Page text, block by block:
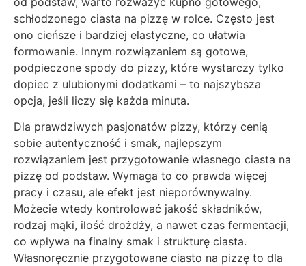
schłodzonego ciasta na pizzę w rolce. Często jest
ono cieńsze i bardziej elastyczne, co ułatwia
formowanie. Innym rozwiązaniem są gotowe,
podpieczone spody do pizzy, które wystarczy tylko
dopiec z ulubionymi dodatkami – to najszybsza
opcja, jeśli liczy się każda minuta.
Dla prawdziwych pasjonatów pizzy, którzy cenią
sobie autentyczność i smak, najlepszym
rozwiązaniem jest przygotowanie własnego ciasta na
pizzę od podstaw. Wymaga to co prawda więcej
pracy i czasu, ale efekt jest nieporównywalny.
Możecie wtedy kontrolować jakość składników,
rodzaj mąki, ilość drożdży, a nawet czas fermentacji,
co wpływa na finalny smak i strukturę ciasta.
Własnoręcznie przygotowane ciasto na pizzę to dla